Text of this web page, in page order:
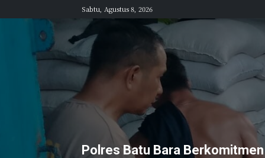
Sabtu, Agustus 8, 2026
Polres Batu Bara